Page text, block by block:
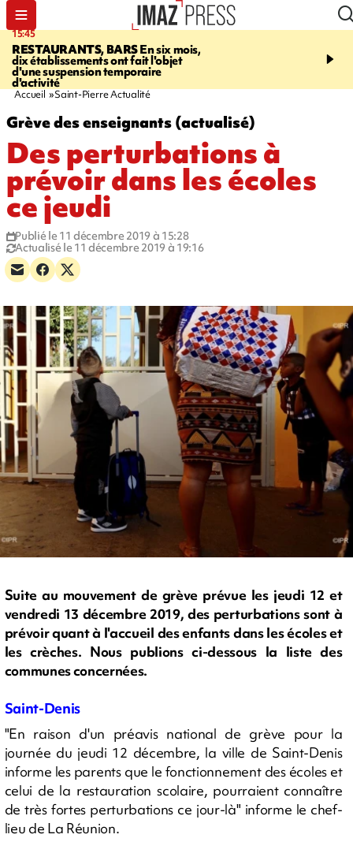
15:45
RESTAURANTS, BARSEn six mois,
dix établissements ont fait l'objet
d'une suspension temporaire
d'activité
17:17
Angeles, un homme vit
Accueil Saint-Pierre Actualité
Grève des enseignants (actualisé)
Des perturbations à
prévoir dans les écoles
ce jeudi
Publié le 11 décembre 2019 à 15:28
Actualisé le 11 décembre 2019 à 19:16
Suite au mouvement de grève prévue les jeudi 12 et
vendredi 13 décembre 2019, des perturbations sont à
prévoir quant à l'accueil des enfants dans les écoles et
les crèches. Nous publions ci-dessous la liste des
communes concernées.
Saint-Denis
"En raison d'un préavis national de grève pour la
journée du jeudi 12 décembre, la ville de Saint-Denis
informe les parents que le fonctionnement des écoles et
celui de la restauration scolaire, pourraient connaître
de très fortes perturbations ce jour-là" informe le chef-
lieu de La Réunion.